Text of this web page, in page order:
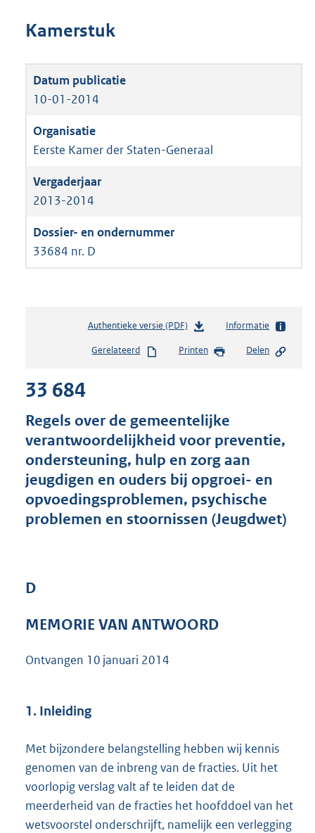
Kamerstuk
10-01-2014
Eerste Kamer der Staten-Generaal
2013-2014
33684 nr. D
Authentieke versie (PDF)b
s
d
s
g
o
t
b
Informatie
Gerelateerd Printen Delen
33 684
Regels over de gemeentelijke
verantwoordelijkheid voor preventie,
ondersteuning, hulp en zorg aan
jeugdigen en ouders bij opgroei- en
opvoedingsproblemen, psychische
problemen en stoornissen (Jeugdwet)
D
MEMORIE VAN ANTWOORD
Ontvangen 10 januari 2014
1. Inleiding
Met bijzondere belangstelling hebben wij kennis
genomen van de inbreng van de fracties. Uit het
voorlopig verslag valt af te leiden dat de
meerderheid van de fracties het hoofddoel van het
wetsvoorstel onderschrijft, namelijk een verlegging